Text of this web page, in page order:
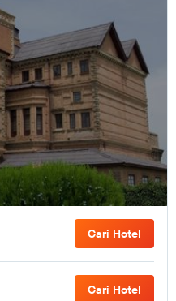
Cari Hotel
Cari Hotel